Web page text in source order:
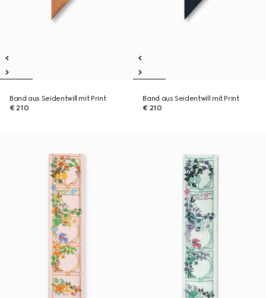
Band aus Seidentwill mit Print
€ 210
Band aus Seidentwill mit Print
€ 210